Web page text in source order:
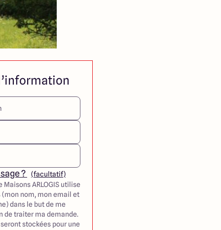
?
(facultatif)
Maisons ARLOGIS utilise
(mon nom, mon email et
dans le but de me
de traiter ma demande.
stockées pour une